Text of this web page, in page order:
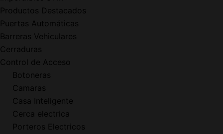
Productos Destacados
Puertas Automáticas
Barreras Vehiculares
Cerraduras
Control de Acceso
Botoneras
Camaras
Casa Inteligente
Cerca electrica
Porteros Electricos